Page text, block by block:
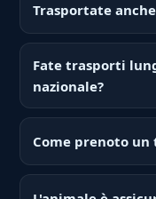
Trasportate
Fate trasporti
nazionale?
Come prenoto un